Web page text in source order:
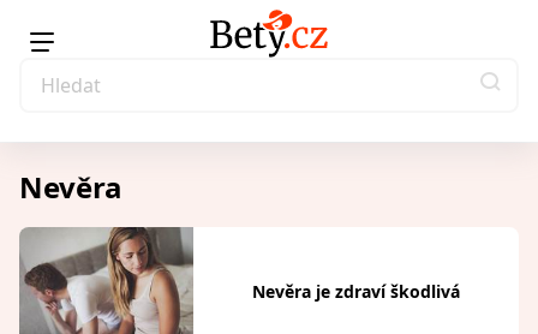
Nevěra
Nevěra je zdraví škodlivá